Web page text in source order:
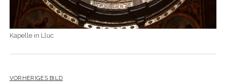
Kapelle in Lluc
VORHERIGES BILD